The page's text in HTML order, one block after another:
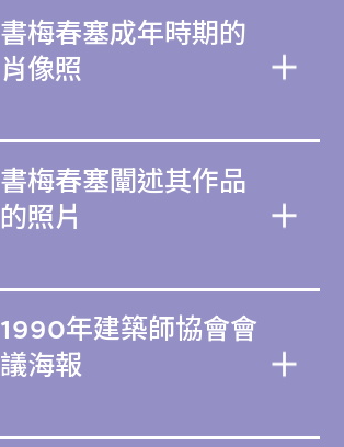
書梅春塞成年時期的
肖像照
書梅春塞闡述其作品
的照片
1990年建築師協會會
議海報